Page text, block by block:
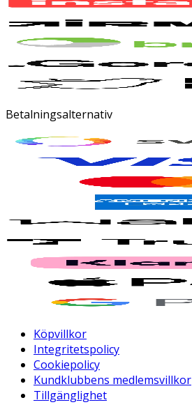
Betalningsalternativ
Köpvillkor
Integritetspolicy
Cookiepolicy
Kundklubbens medlemsvillkor
Tillgänglighet